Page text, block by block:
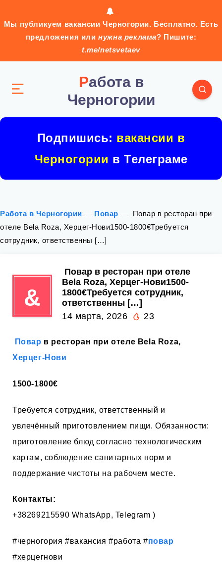
Мы публикуем вакансии Черногории. Бесплатно. Есть
предложения илинужна реклама? Пишите:
t.me/netsvetaev
Работа в
Черногории
Подпишись: вакансии в
Черногории в Телеграме
Работа в Черногории — Повар —
‍ Повар в ресторан при
отеле Bela Roza, Херцег-Нови1500-1800€Требуется
сотрудник, ответственны […]
&
‍ Повар в ресторан при отеле
Bela Roza, Херцег-Нови1500-
1800€Требуется сотрудник,
ответственны […]
14 марта, 2026
23
Повар в ресторан при отеле Bela Roza,
Херцег-Нови
1500-1800€
Требуется сотрудник, ответственный и
увлечённый приготовлением пищи. Обязанности:
приготовление блюд согласно технологическим
картам, соблюдение санитарных норм и
поддержание чистоты на рабочем месте.
Контакты:
+38269215590 WhatsApp, Telegram )
#черногория #вакансия #работа #повар
#херцегнови